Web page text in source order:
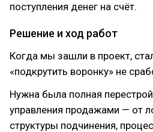
поступления денег на счёт.
Решение и ход работ
Когда мы зашли в проект,
«подкрутить воронку» не
Нужна была полная
управления продажами — от
структуры подчинения,